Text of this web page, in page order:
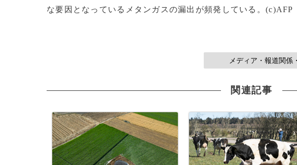
な要因となっているメタンガスの漏出が頻発している。(c)AFP
メディア・報道関
関連記事